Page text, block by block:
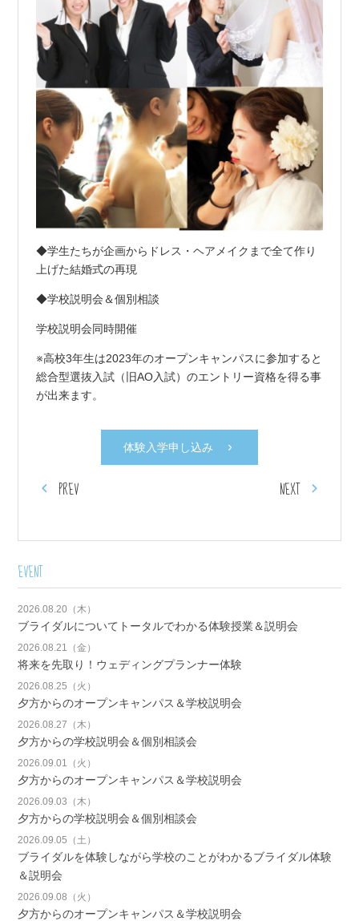
◆学生たちが企画からドレス・ヘアメイクまで全て作り
上げた結婚式の再現
◆学校説明会＆個別相談
学校説明会同時開催
※高校3年生は2023年のオープンキャンパスに参加すると
総合型選抜入試（旧AO入試）のエントリー資格を得る事
が出来ます。
体験入学申し込み
PREV NEXT
EVENT
2026.08.20（木）
ブライダルについてトータルでわかる体験授業＆説明会
2026.08.21（金）
将来を先取り！ウェディングプランナー体験
2026.08.25（火）
夕方からのオープンキャンパス＆学校説明会
2026.08.27（木）
夕方からの学校説明会＆個別相談会
2026.09.01（火）
夕方からのオープンキャンパス＆学校説明会
2026.09.03（木）
夕方からの学校説明会＆個別相談会
2026.09.05（土）
ブライダルを体験しながら学校のことがわかるブライダル体験
＆説明会
2026.09.08（火）
夕方からのオープンキャンパス＆学校説明会